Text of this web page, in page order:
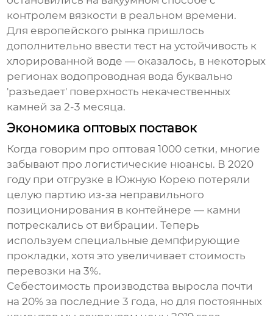
контролем вязкости в реальном времени.
Для европейского рынка пришлось
дополнительно ввести тест на устойчивость к
хлорированной воде — оказалось, в некоторых
регионах водопроводная вода буквально
'разъедает' поверхность некачественных
камней за 2-3 месяца.
Экономика оптовых поставок
Когда говорим про оптовая 1000 сетки, многие
забывают про логистические нюансы. В 2020
году при отгрузке в Южную Корею потеряли
целую партию из-за неправильного
позиционирования в контейнере — камни
потрескались от вибрации. Теперь
используем специальные демпфирующие
прокладки, хотя это увеличивает стоимость
перевозки на 3%.
Себестоимость производства выросла почти
на 20% за последние 3 года, но для постоянных